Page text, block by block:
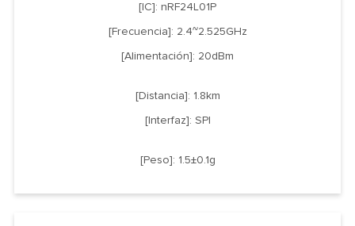
[IC]: nRF24L01P
[Frecuencia]: 2.4~2.525GHz
[Alimentación]: 20dBm
[Distancia]: 1.8km
[Interfaz]: SPI
[Peso]: 1.5±0.1g